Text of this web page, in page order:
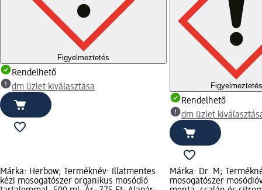
Figyelmeztetés
Rendelhető
dm üzlet kiválasztása
Figyelmeztetés
Rendelhető
dm üzlet
Márka: Herbow; Terméknév: Illatmentes
kézi mosogatószer organikus mosódió
Márka: Dr. M;
mosogatószer